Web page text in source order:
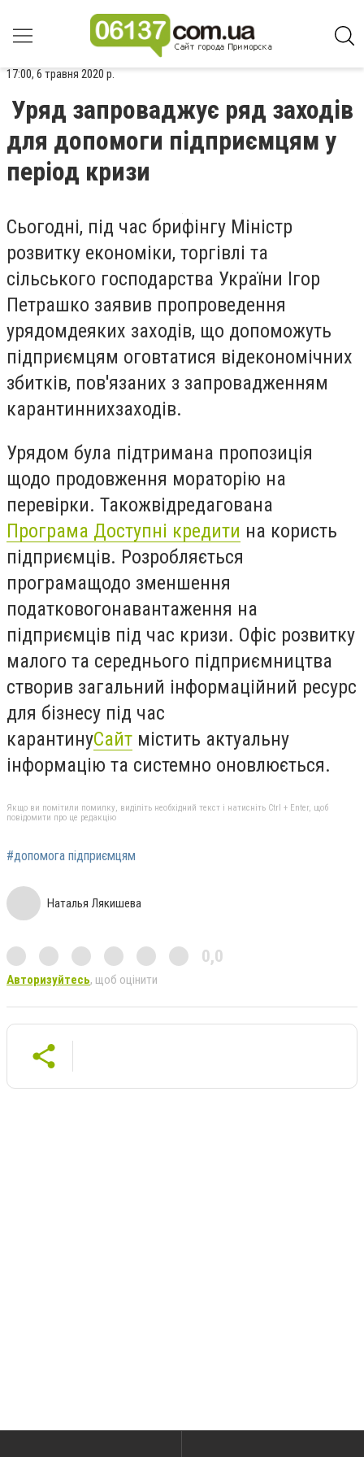
17:00, 6 травня 2020 р.
Уряд запроваджує ряд заходів
для допомоги підприємцям у
період кризи
Сьогодні, під час брифінгу Міністр
розвитку економіки, торгівлі та
сільського господарства України Ігор
Петрашко заявив пропроведення
урядомдеяких заходів, що допоможуть
підприємцям оговтатися відекономічних
збитків, пов'язаних з запровадженням
карантиннихзаходів.
Урядом була підтримана пропозиція
щодо продовження мораторію на
перевірки. Такожвідредагована
Програма Доступні кредити на користь
підприємців. Розробляється
програмащодо зменшення
податковогонавантаження на
підприємців під час кризи. Офіс розвитку
малого та середнього підприємництва
створив загальний інформаційний ресурс
для бізнесу під час
карантинуСайт містить актуальну
інформацію та системно оновлюється.
Якщо ви помітили помилку, виділіть необхідний текст і натисніть Ctrl + Enter, щоб
повідомити про це редакцію
#допомога підприємцям
Наталья Лякишева
0,0
Авторизуйтесь, щоб оцінити